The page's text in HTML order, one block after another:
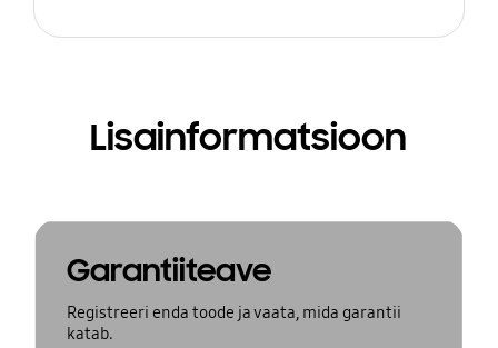
Lisainformatsioon
Garantiiteave
Registreeri enda toode ja vaata, mida garantii
katab.